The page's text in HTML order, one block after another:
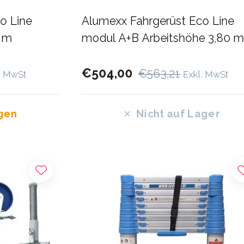
Line
MwSt
Alumexx Fahrgerüst Eco Line
modul A+B Arbeitshöhe 3,80 m
€504,00 €563,21 Exkl. MwSt
Nicht auf Lager